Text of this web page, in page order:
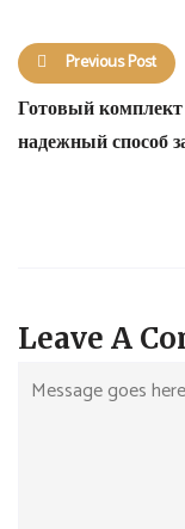
Previous Post
Готовый
надежный способ
Leave A